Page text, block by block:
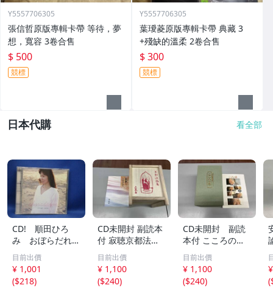
Y5557706305
張信哲原版專輯卡帶 等待，夢
想，寬容 3卷合售
$ 500
競標
Y5557706305
葉璦菱原版專輯卡帶 典藏 3
+殘缺的溫柔 2卷合售
$ 300
競標
日本代購 看全部
CD! 順田ひろ
み おぼらだれ
ん 帯付き OM
CD-16 42405
目前出價
¥ 1,001
($218)
CD未開封 副読本
付 寂聴京都法話
集 ユーキャン
目前出價
¥ 1,100
($240)
CD未開封 副読
本付 こころの
扉 河合隼雄講話
集
目前出價
¥ 1,100
($240)
(